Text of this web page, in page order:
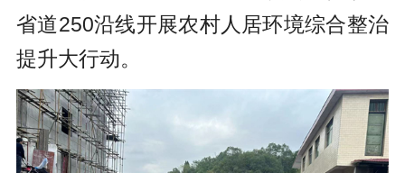
省道250沿线开展农村人居环境综合整治
提升大行动。